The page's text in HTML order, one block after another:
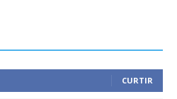
CURTIR